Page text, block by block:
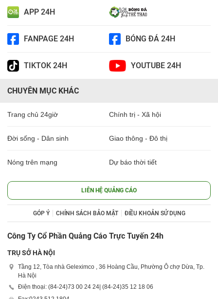
APP 24H
FANPAGE 24H BÓNG ĐÁ 24H
TIKTOK 24H YOUTUBE 24H
CHUYÊN MỤC KHÁC
Trang chủ 24giờ Chính trị - Xã hội
Đời sống - Dân sinh Giao thông - Đô thị
Nóng trên mạng Dự báo thời tiết
LIÊN HỆ QUẢNG CÁO
GÓP Ý CHÍNH SÁCH BẢO MẬT ĐIỀU KHOẢN SỬ DỤNG
Công Ty Cổ Phần Quảng Cáo Trực Tuyến 24h
TRỤ SỞ HÀ NỘI
Tầng 12, Tòa nhà Geleximco , 36 Hoàng Cầu, Phường Ô chợ Dừa, Tp.
Hà Nội
Điện thoại: (84-24)73 00 24 24 | (84-24)35 12 18 06